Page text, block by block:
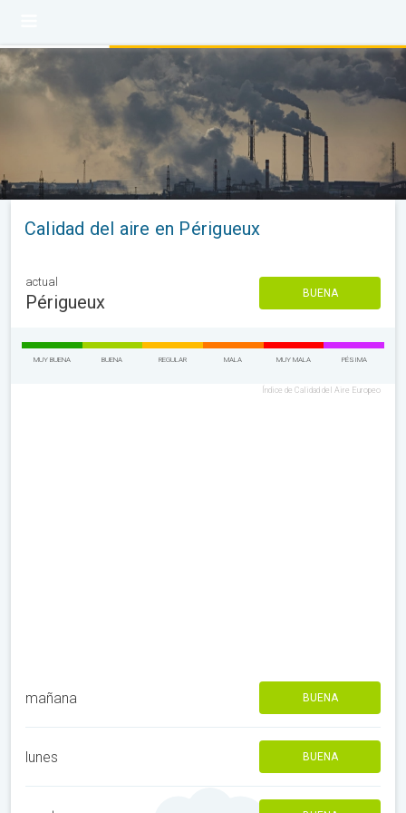
Calidad del aire en Périgueux
actual
Périgueux BUENA
MUY BUENA BUENA REGULAR MALA MUY MALA PÉSIMA
Índice de Calidad del Aire Europeo
mañana BUENA
lunes BUENA